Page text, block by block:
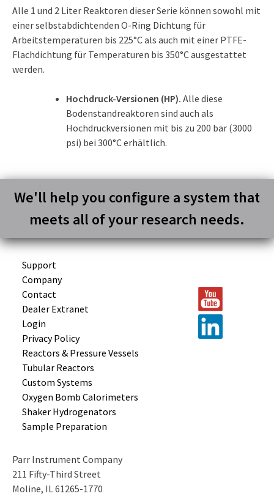
Alle 1 und 2 Liter Reaktoren dieser Serie können sowohl mit
einer selbstabdichtenden O-Ring Dichtung für
Arbeitstemperaturen bis 225°C als auch mit einer PTFE-
Flachdichtung für Temperaturen bis 350°C ausgestattet
werden.
Hochdruck-Versionen (HP). Alle diese
Bodenstandreaktoren sind auch als
Hochdruckversionen mit bis zu 200 bar (3000
psi) bei 300°C erhältlich.
We'll help you configure a system that
meets all of your research needs.
Support
Company
Contact
Dealer Extranet
Login
Privacy Policy
Reactors & Pressure Vessels
Tubular Reactors
Custom Systems
Oxygen Bomb Calorimeters
Shaker Hydrogenators
Sample Preparation
Parr Instrument Company
211 Fifty-Third Street
Moline, IL 61265-1770